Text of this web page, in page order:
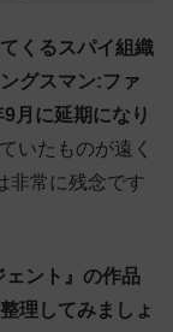
くるスパイ組織
グスマン:ファ
月に延期になり
いたものが遠く
非常に残念です
ェント』の作品
理してみましょ